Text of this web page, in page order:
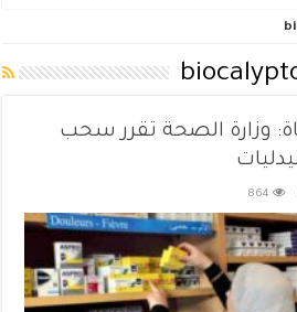
وزارة الصحة تقرر سحب
864